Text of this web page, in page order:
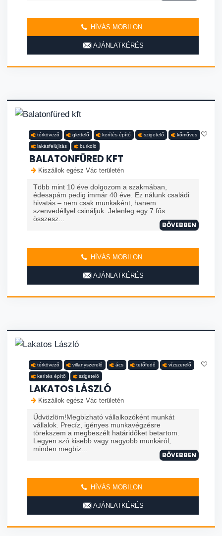
HÍVÁS MOBILON
AJÁNLATKÉRÉS
térkövező glettelő kerítés építő szigetelő kőműves
lakásfelújítás burkoló
BALATONFÜRED KFT
Kiszállok egész Vác területén
Több mint 10 éve dolgozom a szakmában,
édesapám pedig immár 40 éve. Ez nálunk családi
hivatás – nem csak munkaként, hanem
szenvedéllyel csináljuk. Jelenleg egy 7 fős
összesz...
BŐVEBBEN
HÍVÁS MOBILON
AJÁNLATKÉRÉS
térkövező villanyszerelő ács tetőfedő vízszerelő
kerítés építő szigetelő
LAKATOS LÁSZLÓ
Kiszállok egész Vác területén
Üdvözlöm!Megbizható vállalkozóként munkát
vállalok. Precíz, igényes munkavégzésre
törekszem a megbeszélt határidőket betartom.
Legyen szó kisebb vagy nagyobb munkáról,
minden megbiz...
BŐVEBBEN
HÍVÁS MOBILON
AJÁNLATKÉRÉS